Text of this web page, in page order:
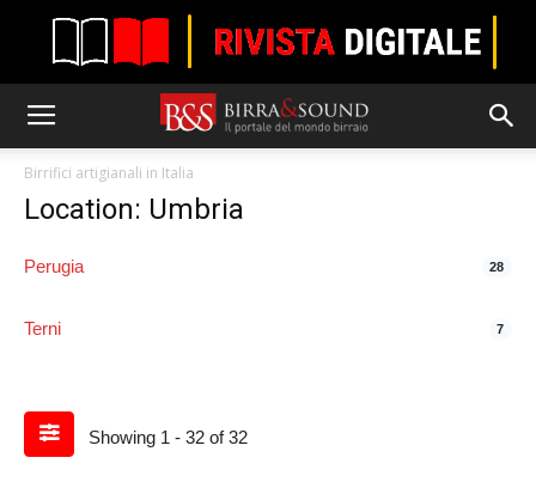
Birrifici artigianali in Italia
Location: Umbria
Perugia 28
Terni 7
Showing 1 - 32 of 32